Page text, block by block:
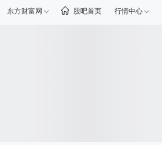
东方财富网 股吧首页 行情中心